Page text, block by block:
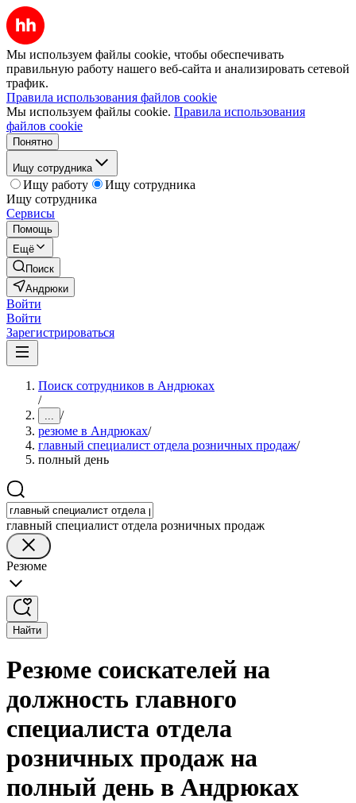
Мы используем файлы cookie, чтобы обеспечивать
правильную работу нашего веб-сайта и анализировать сетевой
трафик.
Правила использования файлов cookie
Мы используем файлы cookie. Правила использования
файлов cookie
Понятно
Ищу сотрудника
Ищу работу
Ищу сотрудника
Ищу сотрудника
Сервисы
Помощь
Ещё
Поиск
Андрюки
Войти
Войти
Зарегистрироваться
Поиск сотрудников в Андрюках
/
... /
резюме в Андрюках/
главный специалист отдела розничных продаж/
полный день
главный специалист отдела розничных продаж
Резюме
Найти
Резюме соискателей на
должность главного
специалиста отдела
розничных продаж на
полный день в Андрюках